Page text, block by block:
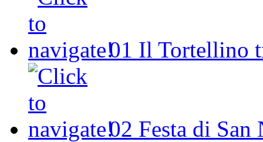
01 Il Tortellino
02 Festa di San